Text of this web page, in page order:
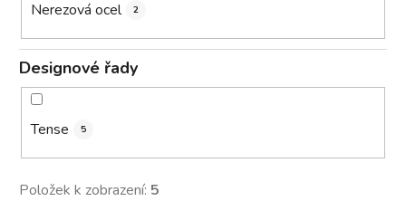
Nerezová ocel 2
Designové řady
Tense 5
Položek k zobrazení: 5